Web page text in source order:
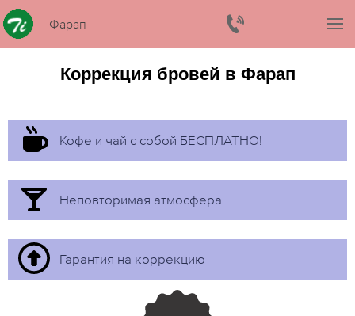
Фарап
Коррекция бровей в Фарап
Кофе и чай с собой БЕСПЛАТНО!
Неповторимая атмосфера
Гарантия на коррекцию